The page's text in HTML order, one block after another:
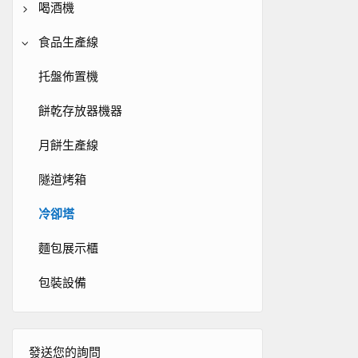
熱空氣旋轉烤箱
麵團攪拌機
行星攪拌機
麵團壓機
麵團
蛋糕更光滑的機器
果醬注射器
防止麵團
麵團分隔線
烘焙配件
泥機
雪花機
棉花糖機
爆米花機
肉研磨機
切肉刀
切菜機
油炸鍋
消毒櫥櫃
燃氣爐/感應炊具
煎餅製造商
商業餐具
喝酒機
咖啡機
水果和蔬菜榨汁機
Soymilk Maker
混合器
製冰機
冷藏櫃
飲料製造工具
食品生產線
托盤佈置機
餅乾存放器機器
月餅生產線
隧道烤箱
冷卻塔
麵包展示櫃
包裝設備
發送您的詢問